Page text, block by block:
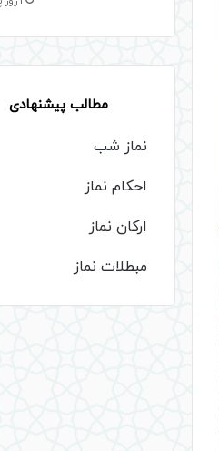
مطالب پیشنهادی
نماز شب
احکام نماز
ارکان نماز
مبطلات نماز